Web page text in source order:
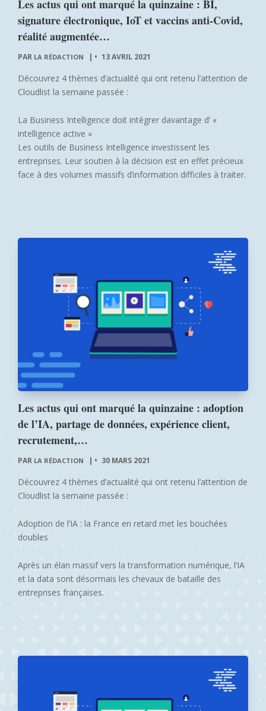
Les actus qui ont marqué la quinzaine : BI,
signature électronique, IoT et vaccins anti-Covid,
réalité augmentée…
PAR LA RÉDACTION | 13 AVRIL 2021
Découvrez 4 thèmes d’actualité qui ont retenu l’attention de
Cloudlist la semaine passée :
La Business Intelligence doit intégrer davantage d’ «
intelligence active »
Les outils de Business Intelligence investissent les
entreprises. Leur soutien à la décision est en effet précieux
face à des volumes massifs d’information difficiles à traiter.
Les actus qui ont marqué la quinzaine : adoption
de l’IA, partage de données, expérience client,
recrutement,…
PAR LA RÉDACTION | 30 MARS 2021
Découvrez 4 thèmes d’actualité qui ont retenu l’attention de
Cloudlist la semaine passée :
Adoption de l’IA : la France en retard met les bouchées
doubles
Après un élan massif vers la transformation numérique, l’IA
et la data sont désormais les chevaux de bataille des
entreprises françaises.